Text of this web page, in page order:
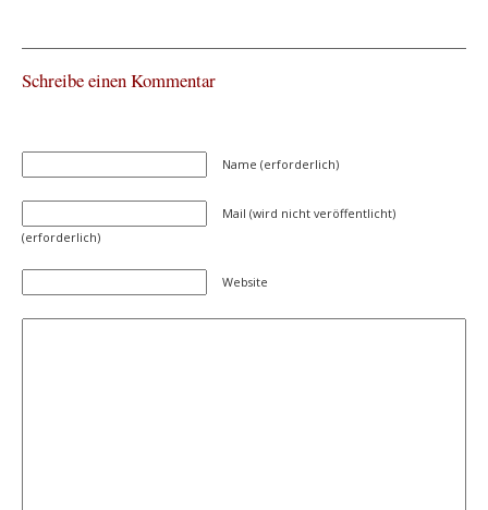
Schreibe einen Kommentar
Name (erforderlich)
Mail (wird nicht veröffentlicht)
(erforderlich)
Website